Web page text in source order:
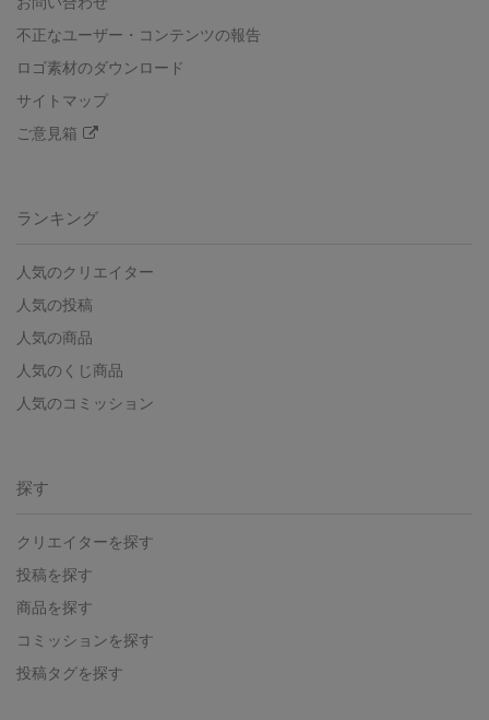
不正なユーザー・コンテンツの報告
ロゴ素材のダウンロード
サイトマップ
ご意見箱
ランキング
人気のクリエイター
人気の投稿
人気の商品
人気のくじ商品
人気のコミッション
探す
クリエイターを探す
投稿を探す
商品を探す
コミッションを探す
投稿タグを探す